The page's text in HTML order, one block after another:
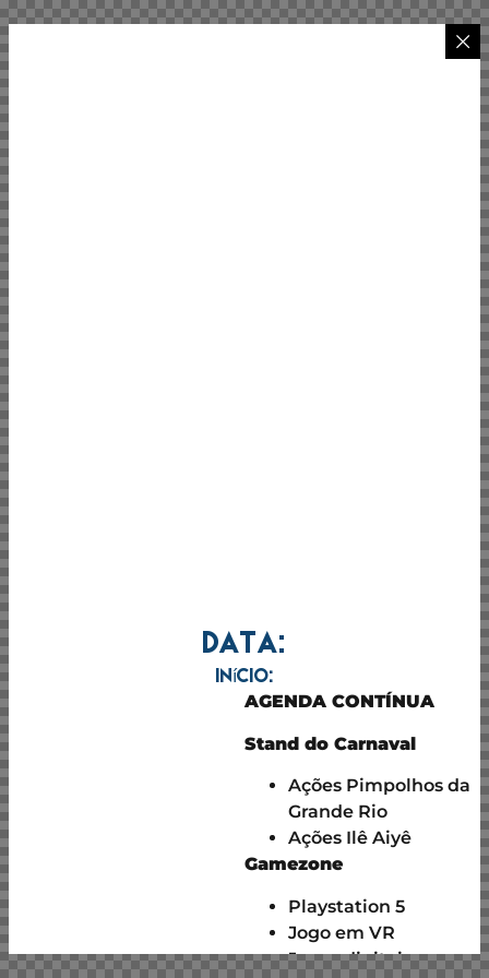
Data:
Início:
AGENDA CONTÍNUA
Stand do Carnaval
Ações Pimpolhos da
Grande Rio
Ações Ilê Aiyê
Gamezone
Playstation 5
Jogo em VR
Jogos digitais